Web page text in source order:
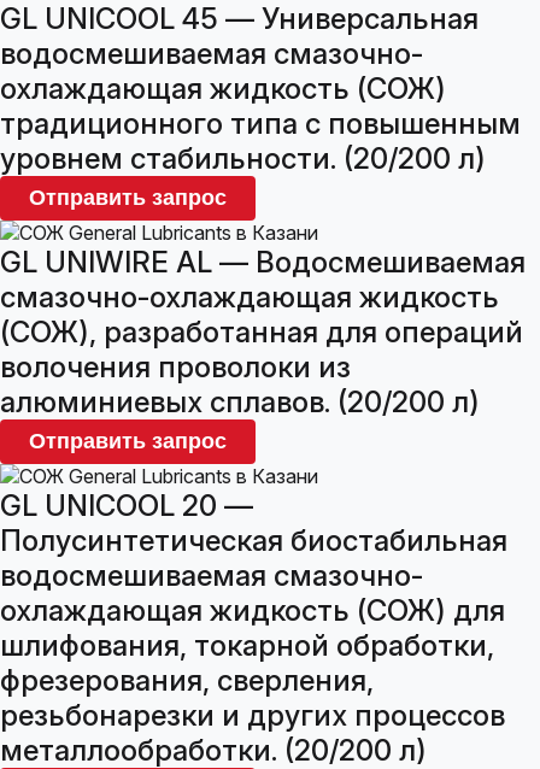
GL UNICOOL 45 — Универсальная
водосмешиваемая смазочно-
охлаждающая жидкость (СОЖ)
традиционного типа с повышенным
уровнем стабильности. (20/200 л)
Отправить запрос
GL UNIWIRE AL — Водосмешиваемая
смазочно-охлаждающая жидкость
(СОЖ), разработанная для операций
волочения проволоки из
алюминиевых сплавов. (20/200 л)
Отправить запрос
GL UNICOOL 20 —
Полусинтетическая биостабильная
водосмешиваемая смазочно-
охлаждающая жидкость (СОЖ) для
шлифования, токарной обработки,
фрезерования, сверления,
резьбонарезки и других процессов
металлообработки. (20/200 л)